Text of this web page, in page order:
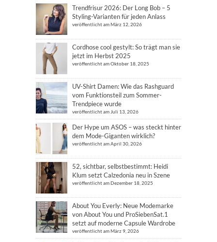
Trendfrisur 2026: Der Long Bob – 5
Styling-Varianten für jeden Anlass
veröffentlicht am März 12, 2026
Cordhose cool gestylt: So trägt man sie
jetzt im Herbst 2025
veröffentlicht am Oktober 18, 2025
UV-Shirt Damen: Wie das Rashguard
vom Funktionsteil zum Sommer-
Trendpiece wurde
veröffentlicht am Juli 13, 2026
Der Hype um ASOS – was steckt hinter
dem Mode-Giganten wirklich?
veröffentlicht am April 30, 2026
52, sichtbar, selbstbestimmt: Heidi
Klum setzt Calzedonia neu in Szene
veröffentlicht am Dezember 18, 2025
About You Everly: Neue Modemarke
von About You und ProSiebenSat.1
setzt auf moderne Capsule Wardrobe
veröffentlicht am März 9, 2026